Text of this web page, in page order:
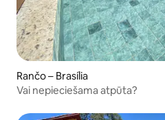
Rančo – Brasília
Vai nepieciešama atpūta?